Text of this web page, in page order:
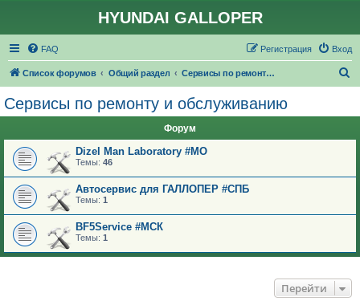
HYUNDAI GALLOPER
FAQ Вход
Регистрация
Список форумов Общий раздел Сервисы по ремонту и обслуживанию
Сервисы по ремонту и обслуживанию
Форум
Dizel Man Laboratory #МО
Темы: 46
Автосервис для ГАЛЛОПЕР #СПБ
Темы: 1
BF5Service #МСК
Темы: 1
Перейти